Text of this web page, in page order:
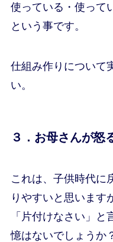
使っている・使って
という事です。
仕組み作りについて
い。
３．お母さんが怒
これは、子供時代に
りやすいと思います
「片付けなさい」
憶はないでしょうか